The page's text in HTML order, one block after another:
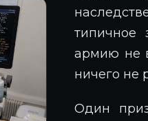
типичное
армию не
ничего не
Один